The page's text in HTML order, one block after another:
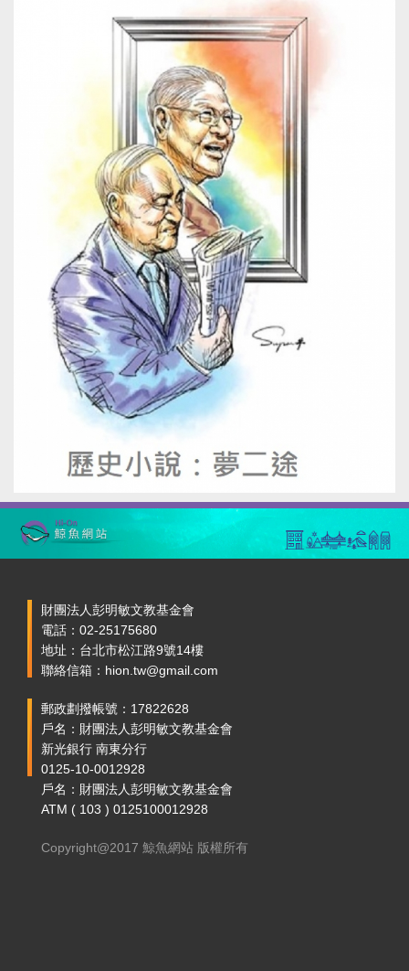
財團法人彭明敏文教基金會
電話：02-25175680
地址：台北市松江路9號14樓
聯絡信箱：hion.tw@gmail.com
郵政劃撥帳號：17822628
戶名：財團法人彭明敏文教基金會
新光銀行 南東分行
0125-10-0012928
戶名：財團法人彭明敏文教基金會
ATM ( 103 ) 0125100012928
Copyright@2017 鯨魚網站 版權所有